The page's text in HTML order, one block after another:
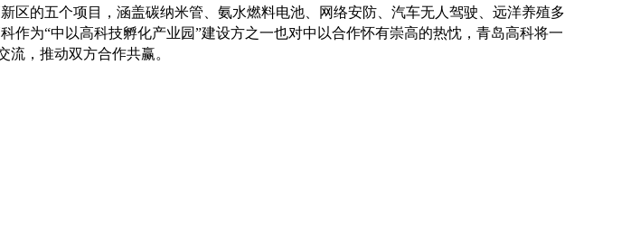
区的五个项目，涵盖碳纳米管、氨水燃料电池、网络安防、汽车无人驾驶、远洋养殖多
为“中以高科技孵化产业园”建设方之一也对中以合作怀有崇高的热忱，青岛高科将一
，推动双方合作共赢。